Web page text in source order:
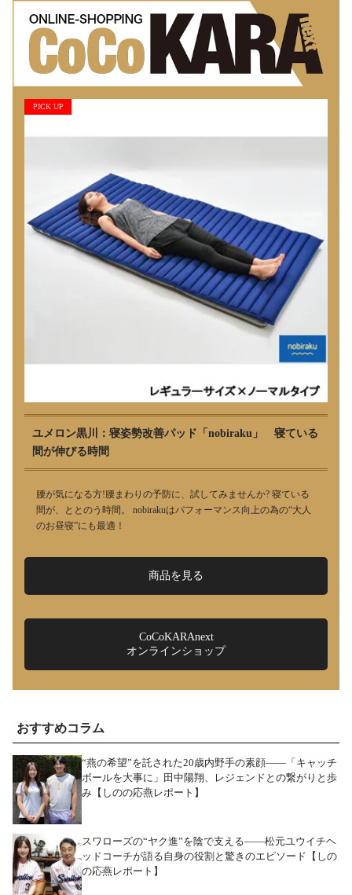
PICK UP
ユメロン黒川：寝姿勢改善パッド「nobiraku」 寝ている
間が伸びる時間
腰が気になる方!腰まわりの予防に、試してみませんか? 寝ている
間が、ととのう時間。 nobirakuはパフォーマンス向上の為の“大人
のお昼寝”にも最適！
商品を見る
CoCoKARAnext
オンラインショップ
おすすめコラム
“燕の希望”を託された20歳内野手の素顔――「キャッチ
ボールを大事に」田中陽翔、レジェンドとの繋がりと歩
み【しのの応燕レポート】
スワローズの“ヤク進”を陰で支える――松元ユウイチヘ
ッドコーチが語る自身の役割と驚きのエピソード【しの
の応燕レポート】